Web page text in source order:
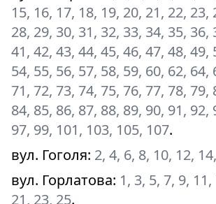
15, 16, 17, 18, 19, 20, 21, 22, 23,
28, 29, 30, 31, 32, 33, 34, 35, 36,
41, 42, 43, 44, 45, 46, 47, 48, 49,
54, 55, 56, 57, 58, 59, 60, 62, 64,
71, 72, 73, 74, 75, 76, 77, 78, 79,
84, 85, 86, 87, 88, 89, 90, 91, 92,
97, 99, 101, 103, 105, 107.
вул. Гоголя: 2, 4, 6, 8, 10, 12,
вул. Горлатова: 1, 3, 5, 7, 9,
21, 23, 25.